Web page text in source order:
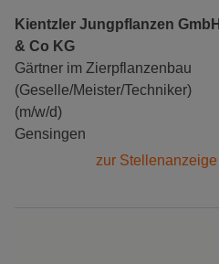
Kientzler Jungpflanzen GmbH
& Co KG
Gärtner im Zierpflanzenbau
(Geselle/Meister/Techniker)
(m/w/d)
Gensingen
zur Stellenanzeige